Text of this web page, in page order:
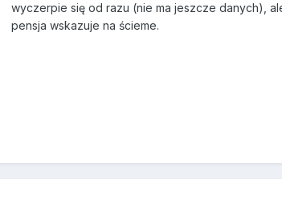
wyczerpie się od razu (nie ma jeszcze danych),
pensja wskazuje na ścieme.